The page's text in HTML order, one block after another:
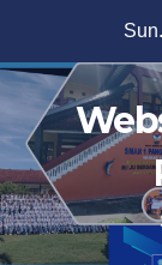
content